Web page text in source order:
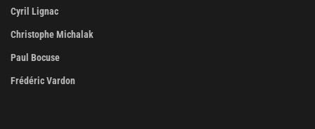
Cyril Lignac
Christophe Michalak
Paul Bocuse
Frédéric Vardon